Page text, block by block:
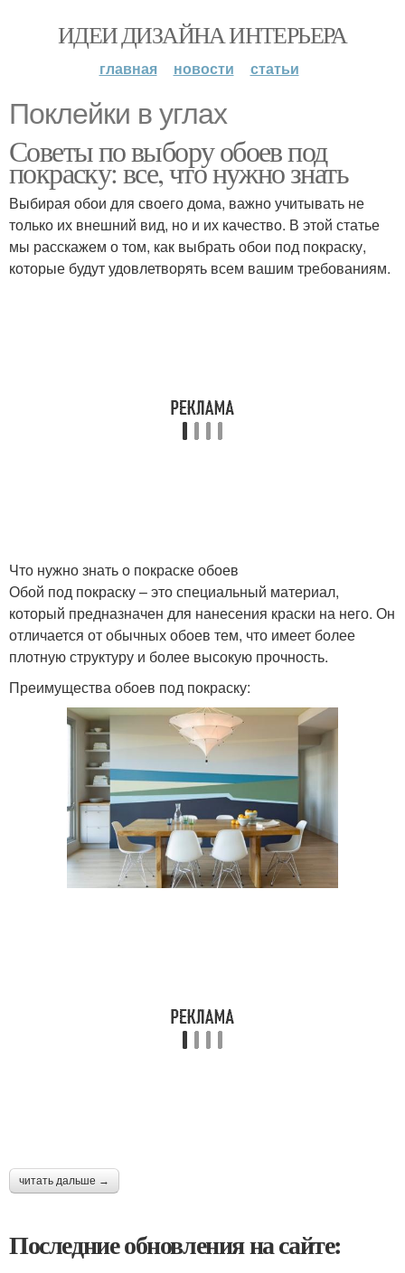
ИДЕИ ДИЗАЙНА ИНТЕРЬЕРА
главная новости статьи
Поклейки в углах
Советы по выбору обоев под
покраску: все, что нужно знать
Выбирая обои для своего дома, важно учитывать не
только их внешний вид, но и их качество. В этой статье
мы расскажем о том, как выбрать обои под покраску,
которые будут удовлетворять всем вашим требованиям.
Что нужно знать о покраске обоев
Обой под покраску – это специальный материал,
который предназначен для нанесения краски на него. Он
отличается от обычных обоев тем, что имеет более
плотную структуру и более высокую прочность.
Преимущества обоев под покраску:
читать дальше →
Последние обновления на сайте: